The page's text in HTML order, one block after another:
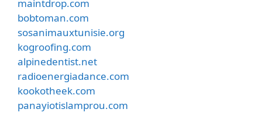
maintdrop.com
bobtoman.com
sosanimauxtunisie.org
kogroofing.com
alpinedentist.net
radioenergiadance.com
kookotheek.com
panayiotislamprou.com